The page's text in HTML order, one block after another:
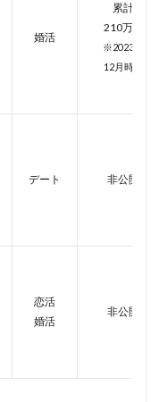
婚活
累計
210万人
※2023年
12月時点
デート 非公開
恋活
婚活
非公開